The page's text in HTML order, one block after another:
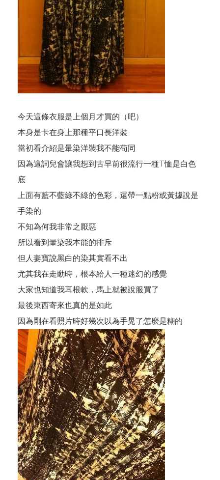
今天這條衣服是上個月才買的（吧）
本身是卡在身上那種平口長洋裝
當初看介紹是暈染洋裝我不能苟同
因為這詞兒會讓我想到古早前很流行一種T恤是白色
底
上面有藍不藍綠不綠的色彩，還帶一點粉或黃據說是
手染的
不知為何我非常之厭惡
所以看到暈染我本能的排斥
但人妻寶說黑白的染其實看不出
尤其我在走動時，根本給人一種迷幻的感覺
大家也知道我耳根軟，馬上就被說服買了
最後東西寄來也真的是如此
因為剛在看照片時好幾次以為手晃了怎麼是糊的